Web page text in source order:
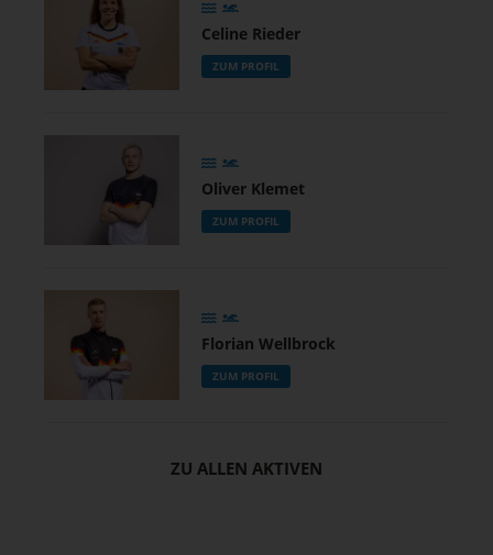
Celine Rieder
ZUM PROFIL
Oliver Klemet
ZUM PROFIL
Florian Wellbrock
ZUM PROFIL
ZU ALLEN AKTIVEN